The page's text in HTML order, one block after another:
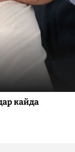
кайда